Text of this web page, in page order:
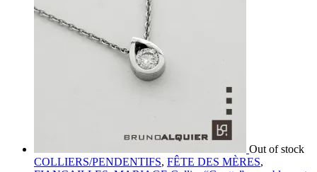
Out of stock
COLLIERS/PENDENTIFS, FÊTE DES MÈRES,